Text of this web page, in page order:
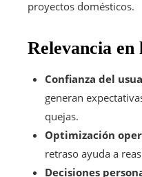
proyectos domésticos.
Relevancia
Confianza del
generan
quejas.
Optimización
retraso ayuda a
Decisiones